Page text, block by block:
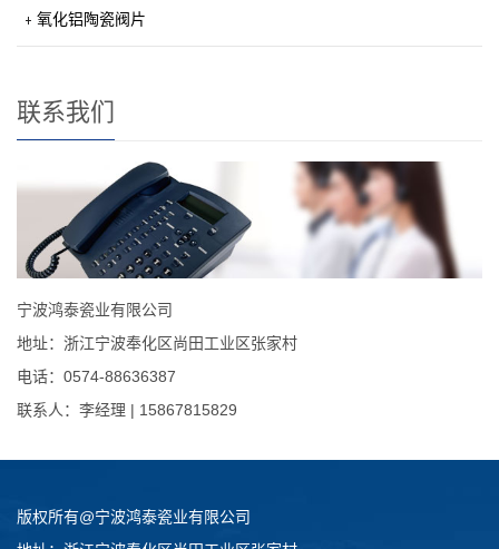
氧化铝陶瓷阀片
联系我们
宁波鸿泰瓷业有限公司
地址：浙江宁波奉化区尚田工业区张家村
电话：0574-88636387
联系人：李经理 | 15867815829
版权所有@宁波鸿泰瓷业有限公司